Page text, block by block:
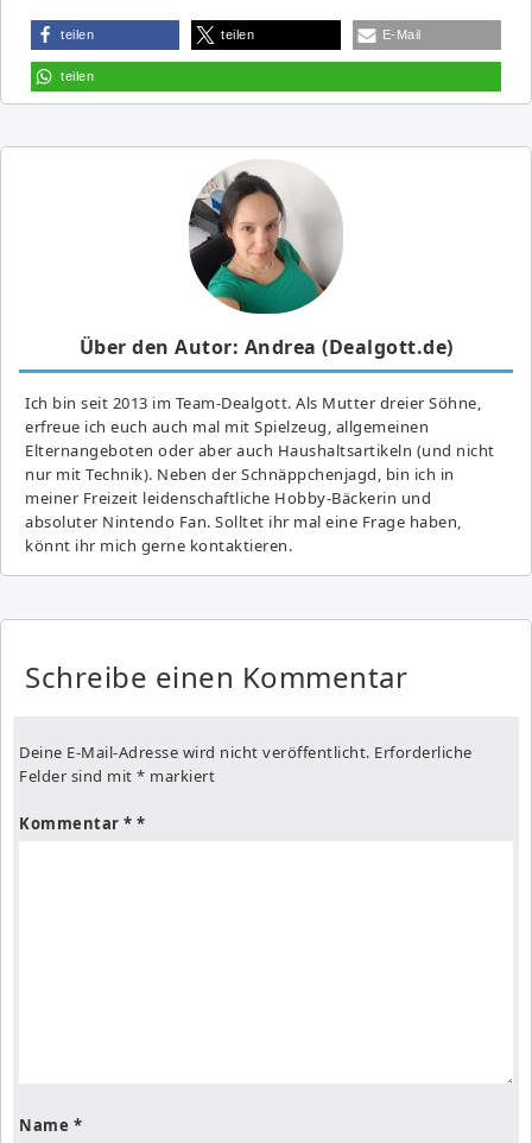
teilen teilen E-Mail
teilen
Über den Autor: Andrea (Dealgott.de)
Ich bin seit 2013 im Team-Dealgott. Als Mutter dreier Söhne,
erfreue ich euch auch mal mit Spielzeug, allgemeinen
Elternangeboten oder aber auch Haushaltsartikeln (und nicht
nur mit Technik). Neben der Schnäppchenjagd, bin ich in
meiner Freizeit leidenschaftliche Hobby-Bäckerin und
absoluter Nintendo Fan. Solltet ihr mal eine Frage haben,
könnt ihr mich gerne kontaktieren.
Schreibe einen Kommentar
Deine E-Mail-Adresse wird nicht veröffentlicht. Erforderliche
Felder sind mit * markiert
Kommentar *
Name *